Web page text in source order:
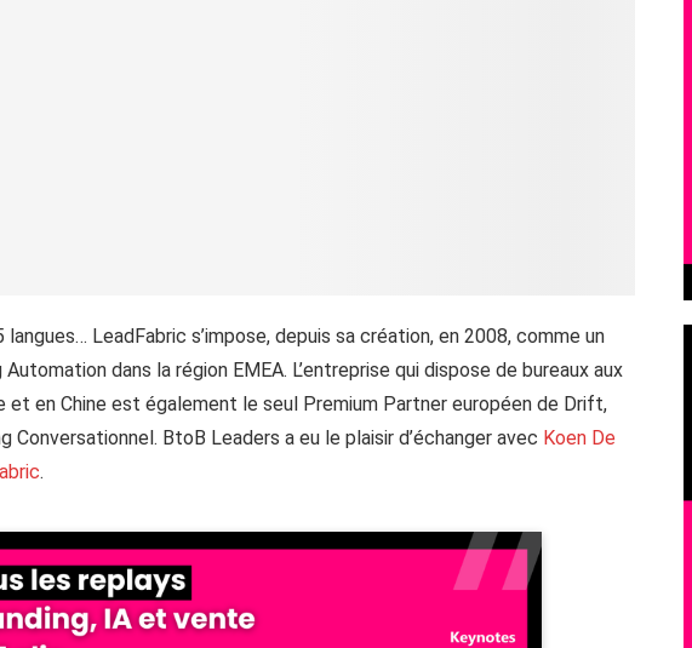
LeadFabric s’impose, depuis sa création, en 2008, comme un
dans la région EMEA. L’entreprise qui dispose de bureaux aux
et en Chine est également le seul Premium Partner européen de Drift,
BtoB Leaders a eu le plaisir d’échanger avec Koen De
.